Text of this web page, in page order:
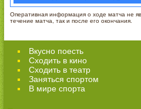
Оперативная информация о ходе матча не
течение матча, так и после его окончания.
Вкусно поесть
Сходить в кино
Cходить в театр
Заняться спортом
В мире спорта